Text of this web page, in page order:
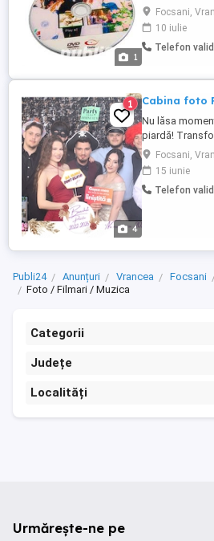
1
Depinde de
vizionarea
pe televizor
harddiskul
calculator
Focsani,
10 iulie
Telefon
4
1 Cabina foto
Nu lăsa
piardă!
experiență
Amintiri
fac poze
amintiri printate
Focsani,
15 iunie
Telefon
Publi24 Anunțuri Vrancea Focsani
Foto / Filmari / Muzica
Categorii
Județe
Localități
Urmărește-ne pe